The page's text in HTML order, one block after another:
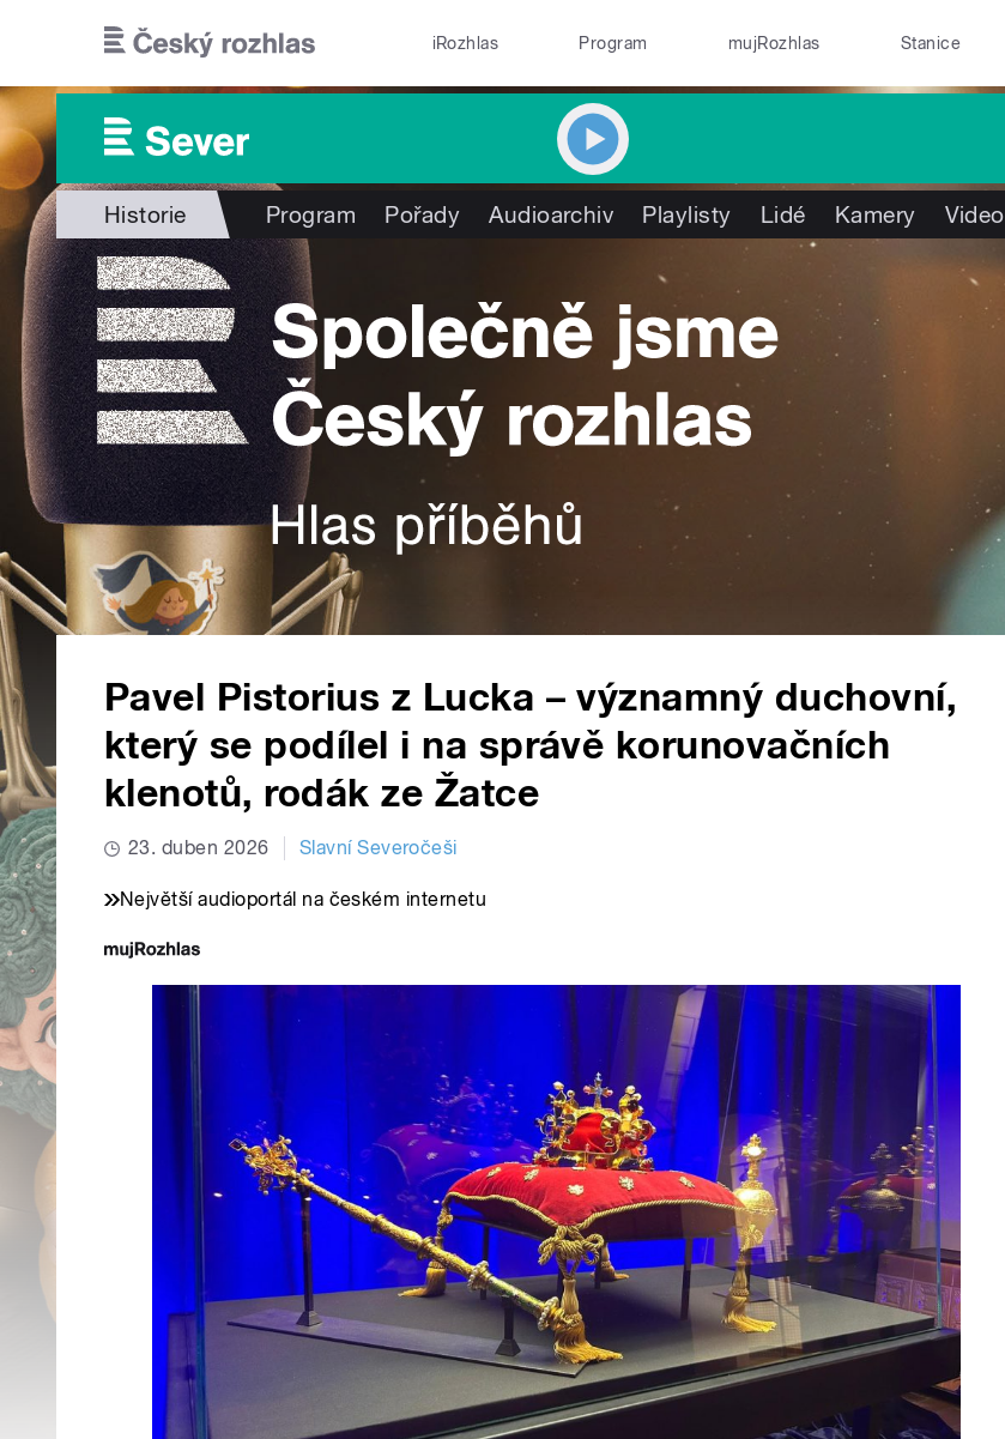
iRozhlas Program mujRozhlas Stanice
Historie Program Pořady Audioarchiv Playlisty Lidé Kamery Video
Pavel Pistorius z Lucka – významný duchovní,
který se podílel i na správě korunovačních
klenotů, rodák ze Žatce
23. duben 2026 Slavní Severočeši
Největší audioportál na českém internetu